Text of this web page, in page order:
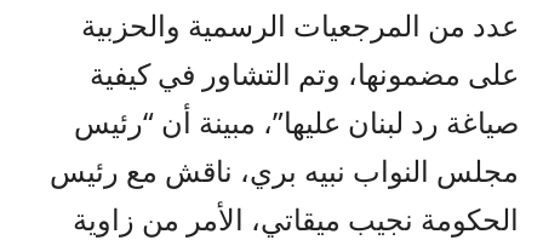
عدد من المرجعيات الرسمية والحزبية
على مضمونها، وتم التشاور في كيفية
صياغة رد لبنان عليها”، مبينة أن “رئيس
مجلس النواب نبيه بري، ناقش مع رئيس
الحكومة نجيب ميقاتي، الأمر من زاوية